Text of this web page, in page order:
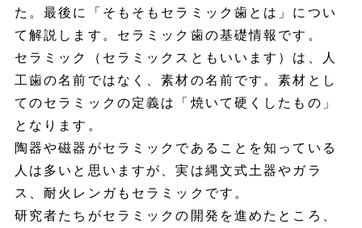
た。最後に「そもそもセラミック歯とは」につい
て解説します。セラミック歯の基礎情報です。
セラミック（セラミックスともいいます）は、人
工歯の名前ではなく、素材の名前です。素材とし
てのセラミックの定義は「焼いて硬くしたもの」
となります。
陶器や磁器がセラミックであることを知っている
人は多いと思いますが、実は縄文式土器やガラ
ス、耐火レンガもセラミックです。
研究者たちがセラミックの開発を進めたところ、